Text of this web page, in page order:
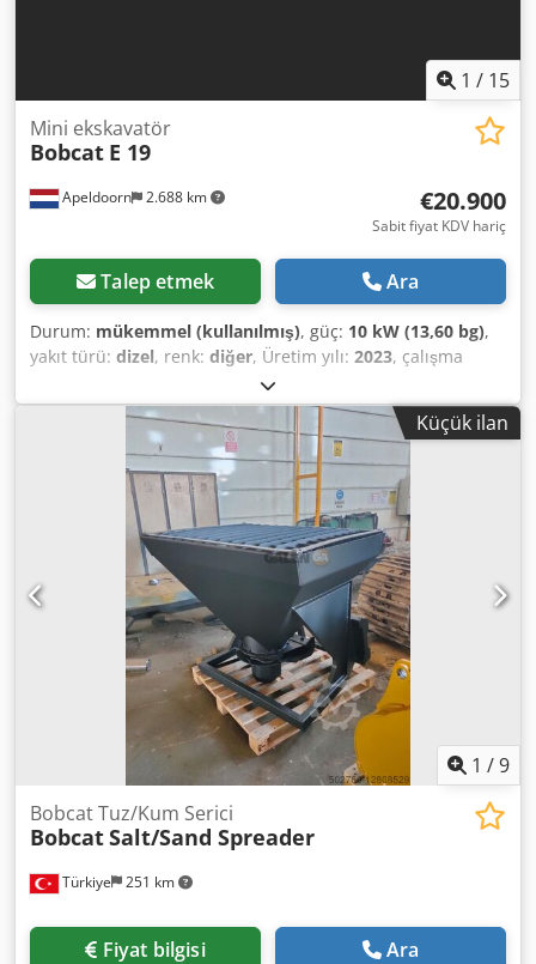
1 / 15
Apeldoorn 2.688 km
Mini ekskavatör
Bobcat E 19
€20.900
Sabit fiyat KDV hariç
Talep etmek Ara
Durum: mükemmel (kullanılmış), güç: 10 kW (13,60 bg),
yakıt türü: dizel, renk: diğer, Üretim yılı: 2023, çalışma
, Üretim yılı: 2023 Tahrik: Paletli Boş ağırlık:
1.768 kg Boyutlar (U x G x Y): 381 x 98 x 229 cm Motor tipi:
Kubota D722-EF11 Hızlı değişim sistemi: Evet Teknik
durumu: çok iyi Görsel durumu: çok iyi = Diğer seçenekler
ve aksesuarlar = - Çalışma lambası - Vantilatör - Kauçuk
palet - Köpekbaşı/kürek fonksiyonu - Düzleme bıçağı - Hızlı
değişim = Açıklamalar = Aktarma organı Emisyon/Seviye:
Stage IV / Tier IV final Dsdpfx Asy Rfw Nokaskr Lehnhoff
MS01 hızlı değiştirici ile 1 kova, uzatılabilir şasi, uzun arm
Küçük ilan
1 /9
Türkiye 251 km
Bobcat Tuz/Kum Serici
BobcatSalt/Sand Spreader
Fiyat bilgisi Ara